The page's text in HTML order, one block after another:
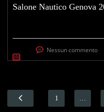
Salone Nautico Genova
Nessun commento
1 …